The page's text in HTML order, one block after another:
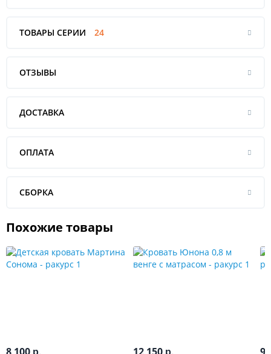
ТОВАРЫ СЕРИИ 24
ОТЗЫВЫ
ДОСТАВКА
ОПЛАТА
СБОРКА
Похожие товары